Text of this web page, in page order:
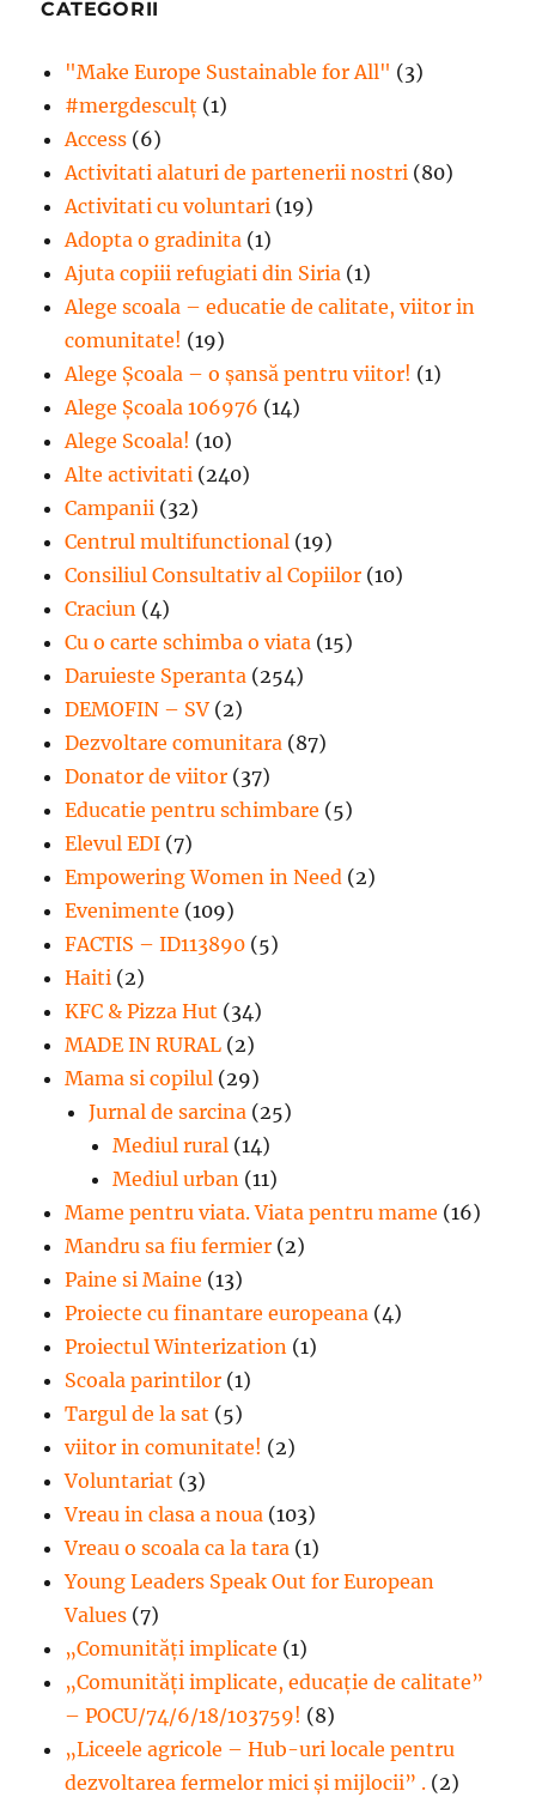
CATEGORII
"Make Europe Sustainable for All" (3)
#mergdesculţ (1)
Access (6)
Activitati alaturi de partenerii nostri (80)
Activitati cu voluntari (19)
Adopta o gradinita (1)
Ajuta copiii refugiati din Siria (1)
Alege scoala – educatie de calitate, viitor in
comunitate! (19)
Alege Şcoala – o şansă pentru viitor! (1)
Alege Școala 106976 (14)
Alege Scoala! (10)
Alte activitati (240)
Campanii (32)
Centrul multifunctional (19)
Consiliul Consultativ al Copiilor (10)
Craciun (4)
Cu o carte schimba o viata (15)
Daruieste Speranta (254)
DEMOFIN – SV (2)
Dezvoltare comunitara (87)
Donator de viitor (37)
Educatie pentru schimbare (5)
Elevul EDI (7)
Empowering Women in Need (2)
Evenimente (109)
FACTIS – ID113890 (5)
Haiti (2)
KFC & Pizza Hut (34)
MADE IN RURAL (2)
Mama si copilul (29)
Jurnal de sarcina (25)
Mediul rural (14)
Mediul urban (11)
Mame pentru viata. Viata pentru mame (16)
Mandru sa fiu fermier (2)
Paine si Maine (13)
Proiecte cu finantare europeana (4)
Proiectul Winterization (1)
Scoala parintilor (1)
Targul de la sat (5)
viitor in comunitate! (2)
Voluntariat (3)
Vreau in clasa a noua (103)
Vreau o scoala ca la tara (1)
Young Leaders Speak Out for European
Values (7)
„Comunități implicate (1)
„Comunități implicate, educație de calitate”
– POCU/74/6/18/103759! (8)
„Liceele agricole – Hub-uri locale pentru
dezvoltarea fermelor mici şi mijlocii” . (2)